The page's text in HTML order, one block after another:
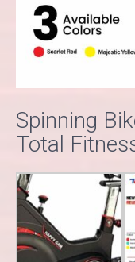
Spinning
Total